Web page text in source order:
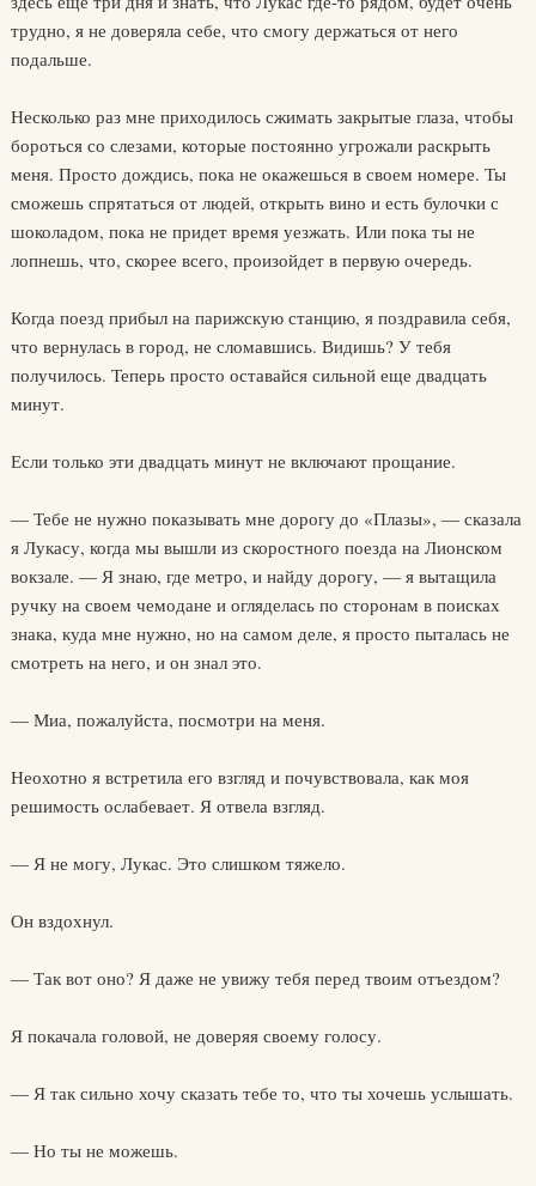
трудно, я не доверяла себе, что смогу держаться от него
подальше.
Несколько раз мне приходилось сжимать закрытые глаза, чтобы
бороться со слезами, которые постоянно угрожали раскрыть
меня. Просто дождись, пока не окажешься в своем номере. Ты
сможешь спрятаться от людей, открыть вино и есть булочки с
шоколадом, пока не придет время уезжать. Или пока ты не
лопнешь, что, скорее всего, произойдет в первую очередь.
Когда поезд прибыл на парижскую станцию, я поздравила себя,
что вернулась в город, не сломавшись. Видишь? У тебя
получилось. Теперь просто оставайся сильной еще двадцать
минут.
Если только эти двадцать минут не включают прощание.
— Тебе не нужно показывать мне дорогу до «Плазы», — сказала
я Лукасу, когда мы вышли из скоростного поезда на Лионском
вокзале. — Я знаю, где метро, и найду дорогу, — я вытащила
ручку на своем чемодане и огляделась по сторонам в поисках
знака, куда мне нужно, но на самом деле, я просто пыталась не
смотреть на него, и он знал это.
— Миа, пожалуйста, посмотри на меня.
Неохотно я встретила его взгляд и почувствовала, как моя
решимость ослабевает. Я отвела взгляд.
— Я не могу, Лукас. Это слишком тяжело.
Он вздохнул.
— Так вот оно? Я даже не увижу тебя перед твоим отъездом?
Я покачала головой, не доверяя своему голосу.
— Я так сильно хочу сказать тебе то, что ты хочешь услышать.
— Но ты не можешь.